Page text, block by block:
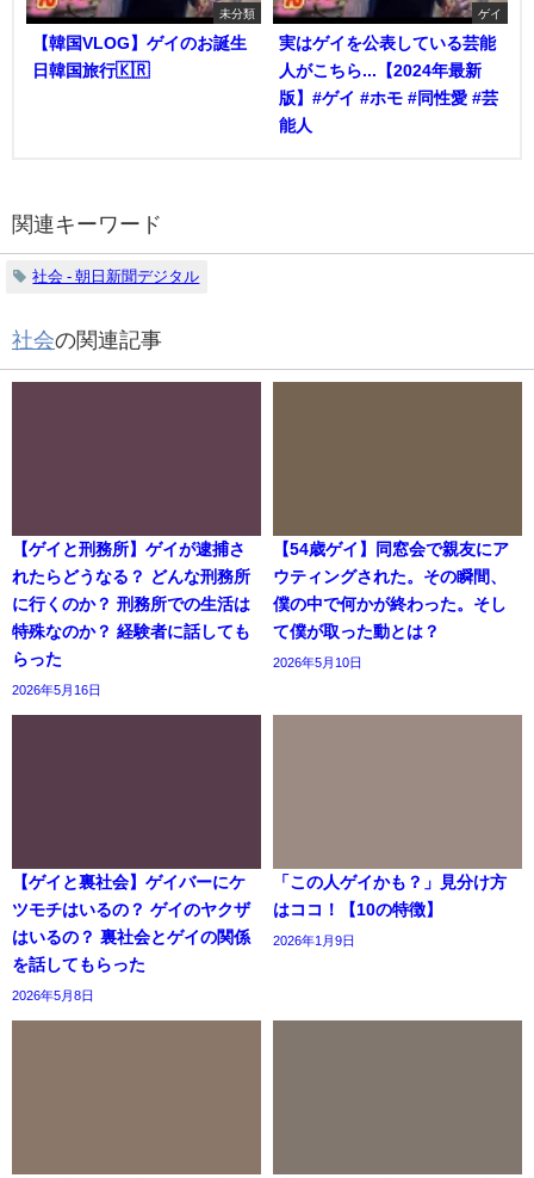
未分類
【韓国VLOG】ゲイのお誕生
日韓国旅行🇰🇷
ゲイ
実はゲイを公表している芸能
人がこちら...【2024年最新
版】#ゲイ #ホモ #同性愛 #芸
能人
関連キーワード
社会 - 朝日新聞デジタル
社会の関連記事
【ゲイと刑務所】ゲイが逮捕さ
れたらどうなる？ どんな刑務所
に行くのか？ 刑務所での生活は
特殊なのか？ 経験者に話しても
らった
2026年5月16日
【54歳ゲイ】同窓会で親友にア
ウティングされた。その瞬間、
僕の中で何かが終わった。そし
て僕が取った動とは？
2026年5月10日
【ゲイと裏社会】ゲイバーにケ
ツモチはいるの？ ゲイのヤクザ
はいるの？ 裏社会とゲイの関係
を話してもらった
2026年5月8日
「この人ゲイかも？」見分け方
はココ！【10の特徴】
2026年1月9日